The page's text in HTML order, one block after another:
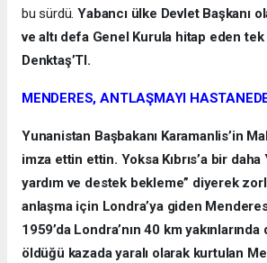
bu sürdü.Yabancı ülke Devlet Başkanı
ve altı defa Genel Kurula hitap eden tek
Denktaş’TI.
MENDERES, ANTLAŞMAYI
Yunanistan Başbakanı Karamanlis’in
imza ettin ettin. Yoksa Kıbrıs’a bir daha
yardım ve destek bekleme” diyerek
anlaşma için Londra’ya giden
1959’da Londra’nın 40 km
öldüğü kazada yaralı olarak kurtulan